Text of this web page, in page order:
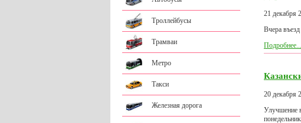
Троллейбусы
Трамваи
Метро
Такси
Железная дорога
21 декабря
Вчера
Подробнее...
20 декабря
Улучшение